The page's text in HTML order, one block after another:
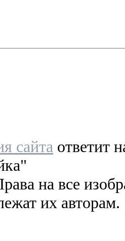
сайта ответит
на все
их авторам.